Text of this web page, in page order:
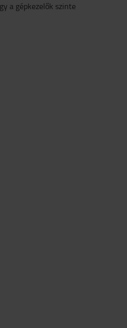
a gépkezelők szinte